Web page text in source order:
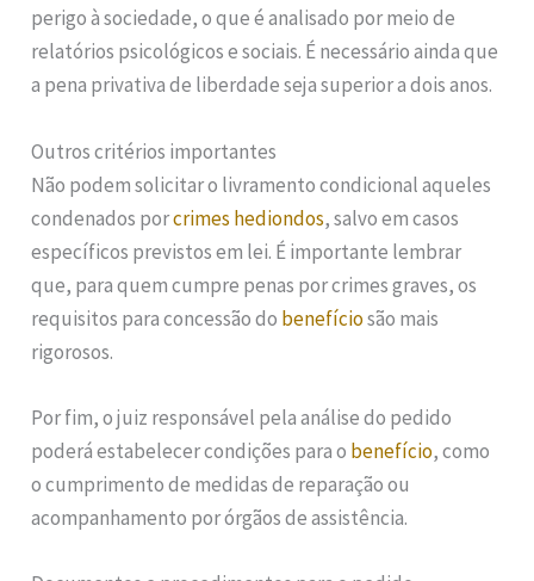
perigo à sociedade, o que é analisado por meio de
relatórios psicológicos e sociais. É necessário ainda que
a pena privativa de liberdade seja superior a dois anos.
Outros critérios importantes
Não podem solicitar o livramento condicional aqueles
condenados porcrimes hediondos, salvo em casos
específicos previstos em lei. É importante lembrar
que, para quem cumpre penas por crimes graves, os
requisitos para concessão do benefíciosão mais
rigorosos.
Por fim, o juiz responsável pela análise do pedido
poderá estabelecer condições para o benefício, como
o cumprimento de medidas de reparação ou
acompanhamento por órgãos de assistência.